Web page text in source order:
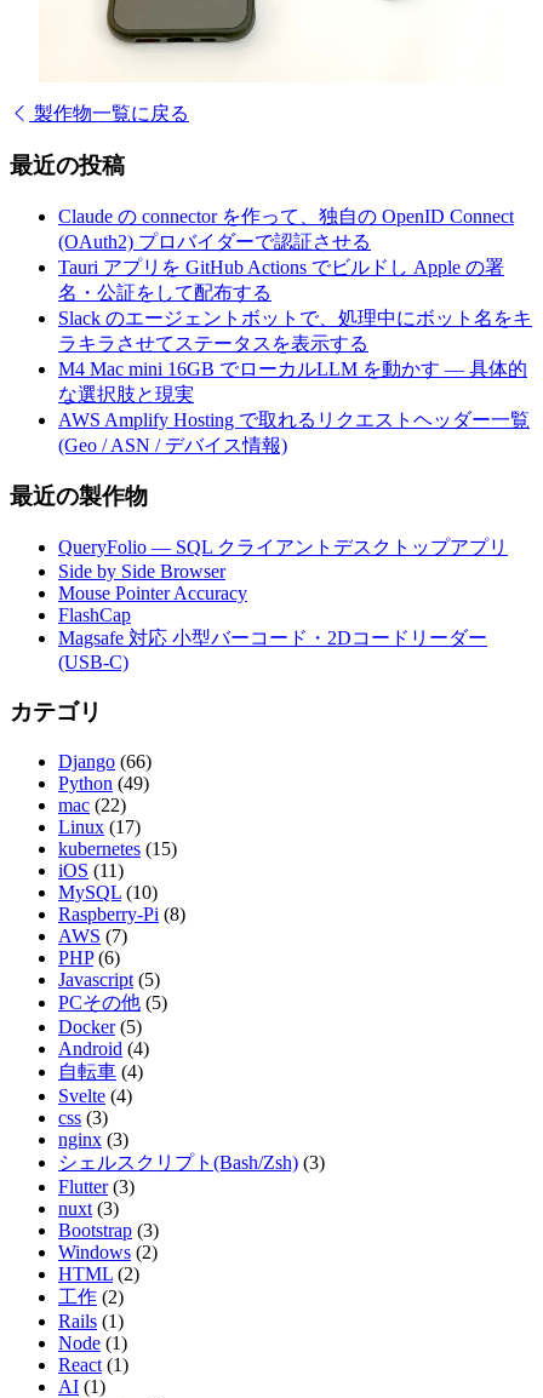
製作物一覧に戻る
最近の投稿
Claude の connector を作って、独自の OpenID Connect
(OAuth2) プロバイダーで認証させる
Tauri アプリを GitHub Actions でビルドし Apple の署
名・公証をして配布する
Slack のエージェントボットで、処理中にボット名をキ
ラキラさせてステータスを表示する
M4 Mac mini 16GB でローカルLLM を動かす — 具体的
な選択肢と現実
AWS Amplify Hosting で取れるリクエストヘッダー一覧
(Geo / ASN / デバイス情報)
最近の製作物
QueryFolio — SQL クライアントデスクトップアプリ
Side by Side Browser
Mouse Pointer Accuracy
FlashCap
Magsafe 対応 小型バーコード・2Dコードリーダー
(USB-C)
カテゴリ
Django (66)
Python (49)
mac (22)
Linux (17)
kubernetes (15)
iOS (11)
MySQL (10)
Raspberry-Pi (8)
AWS (7)
PHP (6)
Javascript (5)
PCその他 (5)
Docker (5)
Android (4)
自転車 (4)
Svelte (4)
css (3)
nginx (3)
シェルスクリプト(Bash/Zsh) (3)
Flutter (3)
nuxt (3)
Bootstrap (3)
Windows (2)
HTML (2)
工作 (2)
Rails (1)
Node (1)
React (1)
AI (1)